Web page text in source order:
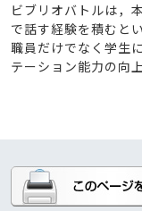
ビブリオバトルは，
で話す経験を積むと
職員だけでなく学生
テーション能力の向